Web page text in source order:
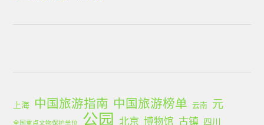
上海 中国旅游指南 中国旅游榜单 云南 元
全国重点文物保护单位 公园 北京 博物馆 古镇 四川